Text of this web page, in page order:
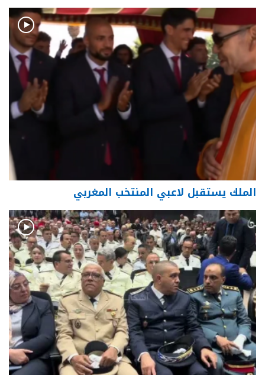
الملك يستقبل لاعبي المنتخب المغربي